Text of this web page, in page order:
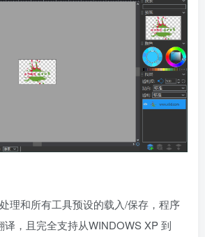
理和所有工具预设的载入/保存，程序
译，且完全支持从WINDOWS XP 到